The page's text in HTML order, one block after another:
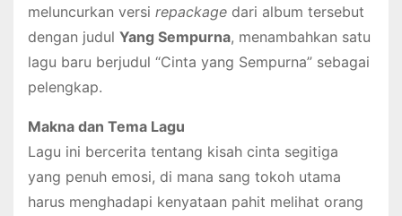
meluncurkan versi repackage dari album tersebut
dengan judul Yang Sempurna, menambahkan satu
lagu baru berjudul “Cinta yang Sempurna” sebagai
pelengkap.
Makna dan Tema Lagu
Lagu ini bercerita tentang kisah cinta segitiga
yang penuh emosi, di mana sang tokoh utama
harus menghadapi kenyataan pahit melihat orang